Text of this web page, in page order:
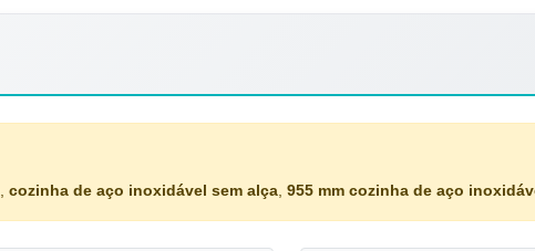
cozinha de aço inoxidável sem alça 955 mm cozinha de aço